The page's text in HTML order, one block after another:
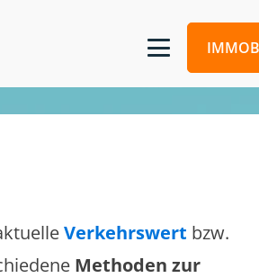
Verkehrswert bzw.
Methoden zur